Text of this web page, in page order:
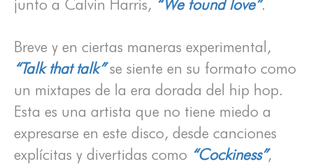
junto a Calvin Harris, “We found love”.
Breve y en ciertas maneras experimental,
“Talk that talk” se siente en su formato como
un mixtapes de la era dorada del hip hop.
Esta es una artista que no tiene miedo a
expresarse en este disco, desde canciones
explícitas y divertidas como “Cockiness”,